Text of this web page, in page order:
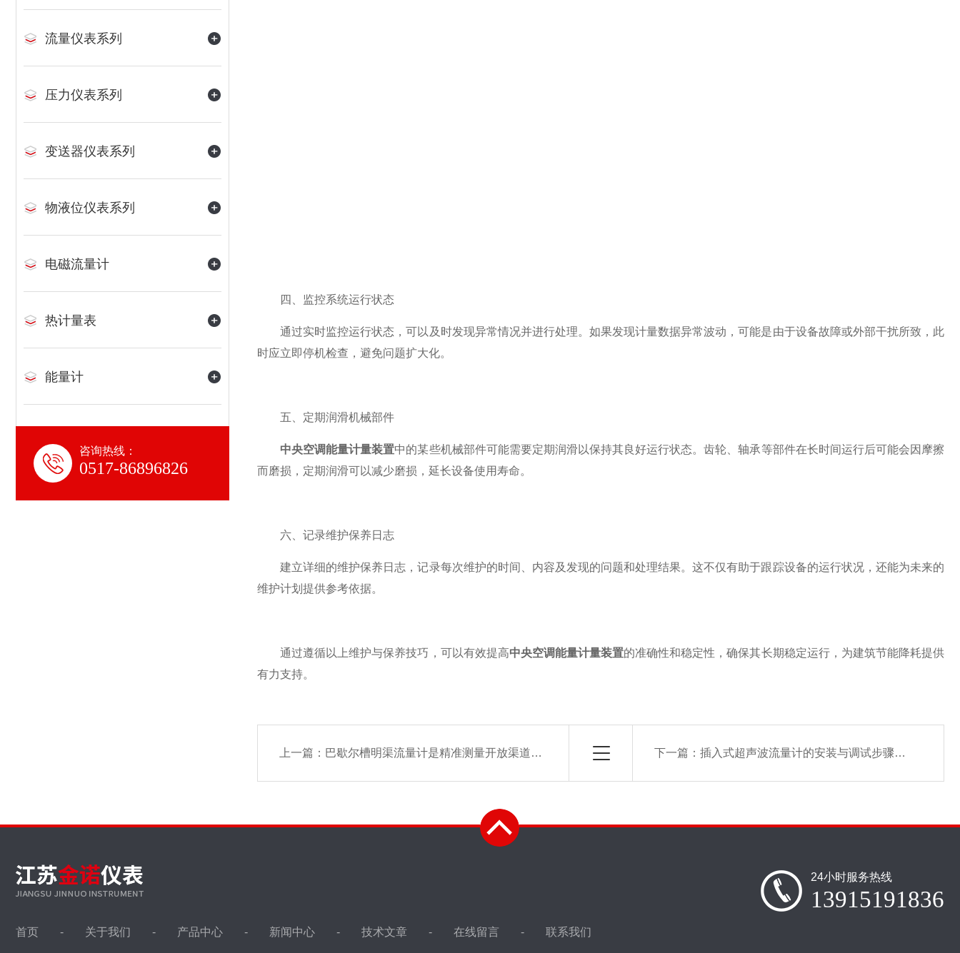
流量仪表系列
压力仪表系列
变送器仪表系列
物液位仪表系列
电磁流量计
热计量表
能量计
咨询热线：
0517-86896826
四、监控系统运行状态
通过实时监控运行状态，可以及时发现异常情况并进行处理。如果发现计量数据异常波动，可能是由于设备故障或外部干扰所致，此
时应立即停机检查，避免问题扩大化。
五、定期润滑机械部件
中央空调能量计量装置中的某些机械部件可能需要定期润滑以保持其良好运行状态。齿轮、轴承等部件在长时间运行后可能会因摩擦
而磨损，定期润滑可以减少磨损，延长设备使用寿命。
六、记录维护保养日志
建立详细的维护保养日志，记录每次维护的时间、内容及发现的问题和处理结果。这不仅有助于跟踪设备的运行状况，还能为未来的
维护计划提供参考依据。
通过遵循以上维护与保养技巧，可以有效提高中央空调能量计量装置的准确性和稳定性，确保其长期稳定运行，为建筑节能降耗提供
有力支持。
上一篇： 巴歇尔槽明渠流量计是精准测量开放渠道流量的理想工具 下一篇： 插入式超声波流量计的安装与调试步骤是怎样的？
首页 关于我们 产品中心 新闻中心 技术文章 在线留言 联系我们
24小时服务热线
13915191836